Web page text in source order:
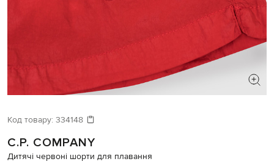
Код товару: 334148
C.P. COMPANY
Дитячі червоні шорти для плавання